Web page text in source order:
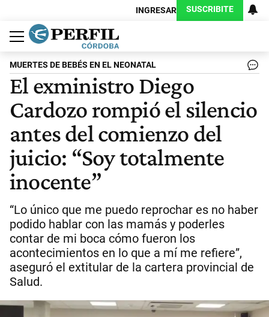
INGRESAR SUSCRIBITE
Política
Economía
Judiciales
Sociedad
Cultura
Espectáculos
Deportes
Protagonistas
MUERTES DE BEBÉS EN EL NEONATAL
El exministro Diego
Cardozo rompió el silencio
antes del comienzo del
juicio: “Soy totalmente
inocente”
“Lo único que me puedo reprochar es no haber
podido hablar con las mamás y poderles
contar de mi boca cómo fueron los
acontecimientos en lo que a mí me refiere”,
aseguró el extitular de la cartera provincial de
Salud.